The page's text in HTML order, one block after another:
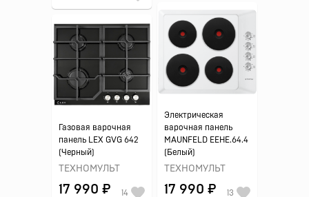
Электрическая
варочная панель
MAUNFELD EEHE.64.4
(Белый)
ТЕХНОМУЛЬТ
17 990 ₽ 13
Газовая варочная
панель LEX GVG 642
(Черный)
ТЕХНОМУЛЬТ
17 990 ₽ 14